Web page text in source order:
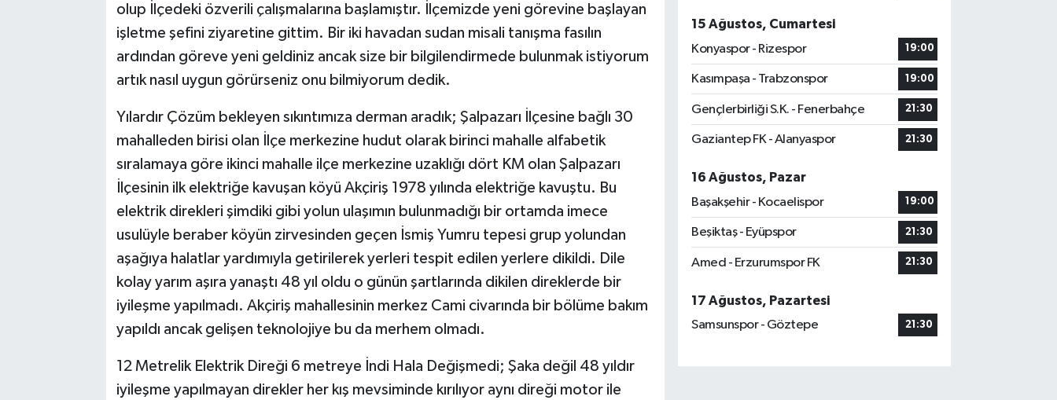
olup İlçedeki özverili çalışmalarına başlamıştır. İlçemizde yeni görevine başlayan
işletme şefini ziyaretine gittim. Bir iki havadan sudan misali tanışma fasılın
ardından göreve yeni geldiniz ancak size bir bilgilendirmede bulunmak istiyorum
artık nasıl uygun görürseniz onu bilmiyorum dedik.
Yılardır Çözüm bekleyen sıkıntımıza derman aradık; Şalpazarı İlçesine bağlı 30
mahalleden birisi olan İlçe merkezine hudut olarak birinci mahalle alfabetik
sıralamaya göre ikinci mahalle ilçe merkezine uzaklığı dört KM olan Şalpazarı
İlçesinin ilk elektriğe kavuşan köyü Akçiriş 1978 yılında elektriğe kavuştu. Bu
elektrik direkleri şimdiki gibi yolun ulaşımın bulunmadığı bir ortamda imece
usulüyle beraber köyün zirvesinden geçen İsmiş Yumru tepesi grup yolundan
aşağıya halatlar yardımıyla getirilerek yerleri tespit edilen yerlere dikildi. Dile
kolay yarım aşıra yanaştı 48 yıl oldu o günün şartlarında dikilen direklerde bir
iyileşme yapılmadı. Akçiriş mahallesinin merkez Cami civarında bir bölüme bakım
yapıldı ancak gelişen teknolojiye bu da merhem olmadı.
12 Metrelik Elektrik Direği 6 metreye İndi Hala Değişmedi; Şaka değil 48 yıldır
iyileşme yapılmayan direkler her kış mevsiminde kırılıyor aynı direği motor ile
15 Ağustos, Cumartesi
Konyaspor - Rizespor
19:00
Kasımpaşa - Trabzonspor 19:00
Gençlerbirliği S.K. - Fenerbahçe 21:30
Gaziantep FK - Alanyaspor 21:30
16 Ağustos, Pazar
Başakşehir - Kocaelispor
19:00
Beşiktaş - Eyüpspor 21:30
Amed - Erzurumspor FK 21:30
17 Ağustos, Pazartesi
Samsunspor - Göztepe
21:30